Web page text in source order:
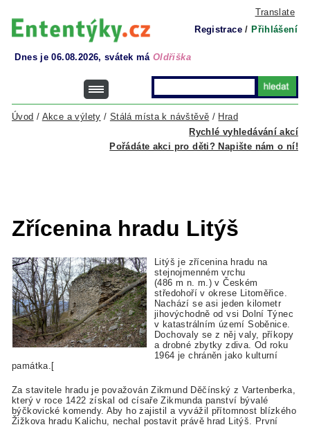
Translate
Registrace / Přihlášení
Dnes je 06.08.2026, svátek má Oldřiška
Rychlé vyhledávání akcí
Úvod / Akce a výlety / Stálá místa k návštěvě / Hrad
Pořádáte akci pro děti? Napište nám o ní!
Zřícenina hradu Litýš
Litýš je zřícenina hradu na
stejnojmenném vrchu
(486 m n. m.) v Českém
středohoří v okrese Litoměřice.
Nachází se asi jeden kilometr
jihovýchodně od vsi Dolní Týnec
v katastrálním území Soběnice.
Dochovaly se z něj valy, příkopy
a drobné zbytky zdiva. Od roku
1964 je chráněn jako kulturní
památka.[
Za stavitele hradu je považován Zikmund Děčínský z Vartenberka,
který v roce 1422 získal od císaře Zikmunda panství bývalé
býčkovické komendy. Aby ho zajistil a vyvážil přítomnost blízkého
Žižkova hradu Kalichu, nechal postavit právě hrad Litýš. První